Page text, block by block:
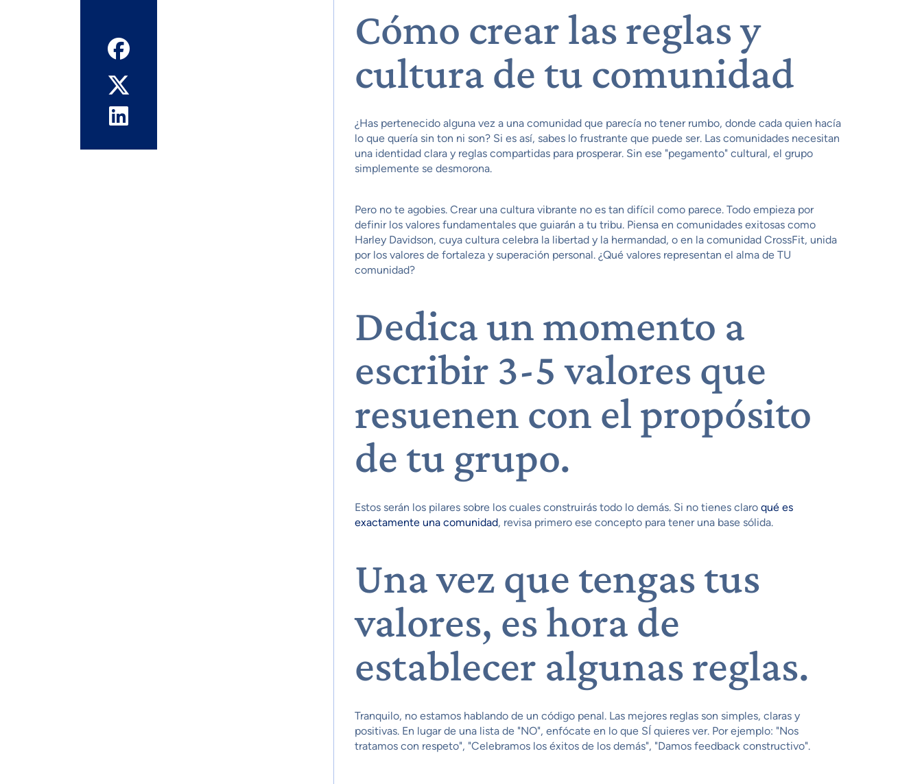
Cómo crear las reglas y
cultura de tu comunidad
¿Has pertenecido alguna vez a una comunidad que parecía no tener rumbo, donde cada quien hacía
lo que quería sin ton ni son? Si es así, sabes lo frustrante que puede ser. Las comunidades necesitan
una identidad clara y reglas compartidas para prosperar. Sin ese "pegamento" cultural, el grupo
simplemente se desmorona.
Pero no te agobies. Crear una cultura vibrante no es tan difícil como parece. Todo empieza por
definir los valores fundamentales que guiarán a tu tribu. Piensa en comunidades exitosas como
Harley Davidson, cuya cultura celebra la libertad y la hermandad, o en la comunidad CrossFit, unida
por los valores de fortaleza y superación personal. ¿Qué valores representan el alma de TU
comunidad?
Dedica un momento a
escribir 3-5 valores que
resuenen con el propósito
de tu grupo.
Estos serán los pilares sobre los cuales construirás todo lo demás. Si no tienes claro qué es
exactamente una comunidad, revisa primero ese concepto para tener una base sólida.
Una vez que tengas tus
valores, es hora de
establecer algunas reglas.
Tranquilo, no estamos hablando de un código penal. Las mejores reglas son simples, claras y
positivas. En lugar de una lista de "NO", enfócate en lo que SÍ quieres ver. Por ejemplo: "Nos
tratamos con respeto", "Celebramos los éxitos de los demás", "Damos feedback constructivo".